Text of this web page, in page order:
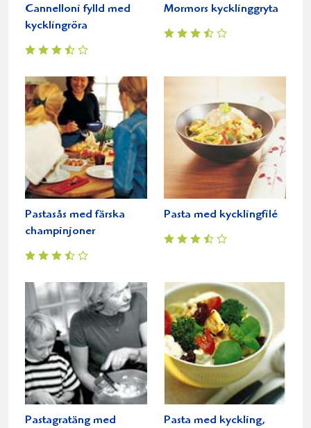
Cannelloni fylld med
kycklingröra
Mormors kycklinggryta
Pastasås med färska
champinjoner
Pasta med kycklingfilé
Pastagratäng med
Pasta med kyckling,